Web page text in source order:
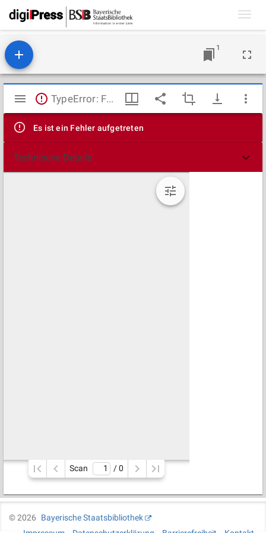
1
Mirador
Viewer
TypeError: Failed to fetch
Es ist ein Fehler aufgetreten
Technische Details
Scan / 0
©2026
Bayerische Staatsbibliothek